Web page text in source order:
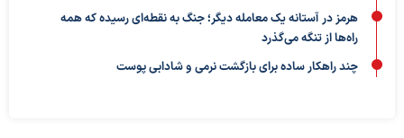
هرمز در آستانه یک معامله دیگر؛ جنگ به نقطه‌ای رسیده که همه
راه‌ها از تنگه می‌گذرد
چند راهکار ساده برای بازگشت نرمی و شادابی پوست